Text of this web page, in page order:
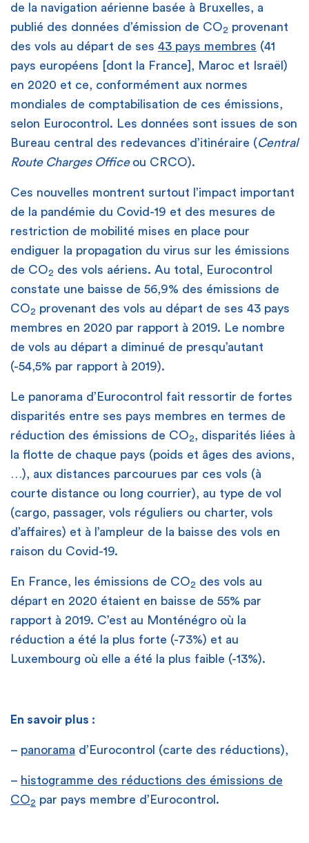
de la navigation aérienne basée à Bruxelles, a
publié des données d’émission de CO2 provenant
des vols au départ de ses 43 pays membres (41
pays européens [dont la France], Maroc et Israël)
en 2020 et ce, conformément aux normes
mondiales de comptabilisation de ces émissions,
selon Eurocontrol. Les données sont issues de son
Bureau central des redevances d’itinéraire (Central
Route Charges Office ou CRCO).
Ces nouvelles montrent surtout l’impact important
de la pandémie du Covid-19 et des mesures de
restriction de mobilité mises en place pour
endiguer la propagation du virus sur les émissions
de CO2 des vols aériens. Au total, Eurocontrol
constate une baisse de 56,9% des émissions de
CO2 provenant des vols au départ de ses 43 pays
membres en 2020 par rapport à 2019. Le nombre
de vols au départ a diminué de presqu’autant
(-54,5% par rapport à 2019).
Le panorama d’Eurocontrol fait ressortir de fortes
disparités entre ses pays membres en termes de
réduction des émissions de CO2
, disparités liées à
la flotte de chaque pays (poids et âges des avions,
…), aux distances parcourues par ces vols (à
courte distance ou long courrier), au type de vol
(cargo, passager, vols réguliers ou charter, vols
d’affaires) et à l’ampleur de la baisse des vols en
raison du Covid-19.
En France, les émissions de CO2 des vols au
départ en 2020 étaient en baisse de 55% par
rapport à 2019. C’est au Monténégro où la
réduction a été la plus forte (-73%) et au
Luxembourg où elle a été la plus faible (-13%).
En savoir plus :
– panorama d’Eurocontrol (carte des réductions),
– histogramme des réductions des émissions de
CO2 par pays membre d’Eurocontrol.